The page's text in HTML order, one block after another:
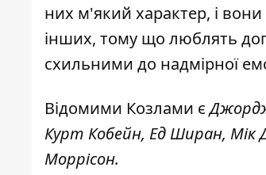
них м'який характер, і
інших, тому що люблять
схильними до надмірної
Відомими Козлами єДжордж
Курт Кобейн, Ед Ширан, Мік
Моррісон.